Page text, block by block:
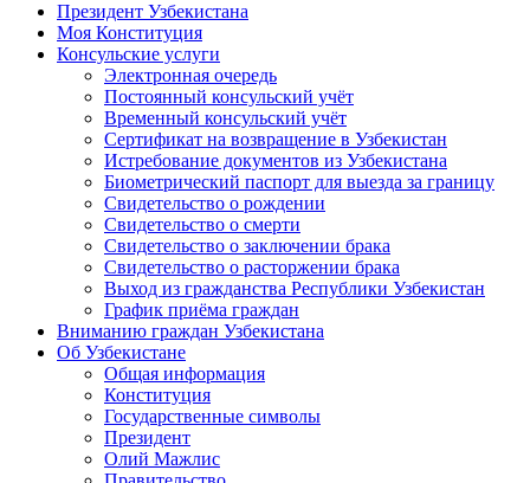
Президент Узбекистана
Моя Конституция
Консульские услуги
Электронная очередь
Постоянный консульский учёт
Временный консульский учёт
Сертификат на возвращение в Узбекистан
Истребование документов из Узбекистана
Биометрический паспорт для выезда за границу
Свидетельство о рождении
Свидетельство о смерти
Свидетельство о заключении брака
Свидетельство о расторжении брака
Выход из гражданства Республики Узбекистан
График приёма граждан
Вниманию граждан Узбекистана
Об Узбекистане
Общая информация
Конституция
Государственные символы
Президент
Олий Мажлис